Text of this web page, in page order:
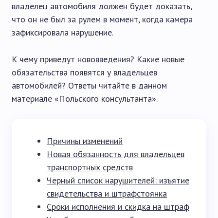
владелец автомобиля должен будет доказать,
что он не был за рулем в момент, когда камера
зафиксировала нарушение.
К чему приведут нововведения? Какие новые
обязательства появятся у владельцев
автомобилей? Ответы читайте в данном
материале «Польского консультанта».
Причины изменений
Новая обязанность для владельцев
транспортных средств
Черный список нарушителей: изъятие
свидетельства и штрафстоянка
Сроки исполнения и скидка на штраф